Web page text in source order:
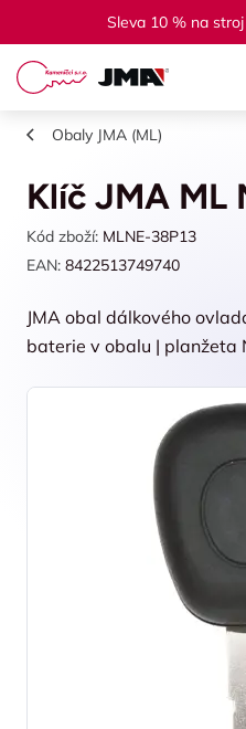
Sleva 10 % na stroj
Obaly JMA (ML)
Klíč JMA ML
Kód zboží: MLNE-38P13
EAN: 8422513749740
JMA obal dálkového
baterie v obalu | planžeta